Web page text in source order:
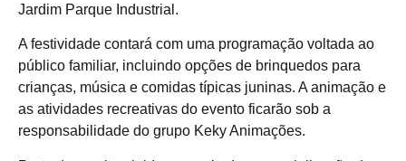
Jardim Parque Industrial.
A festividade contará com uma programação voltada ao
público familiar, incluindo opções de brinquedos para
crianças, música e comidas típicas juninas. A animação e
as atividades recreativas do evento ficarão sob a
responsabilidade do grupo Keky Animações.